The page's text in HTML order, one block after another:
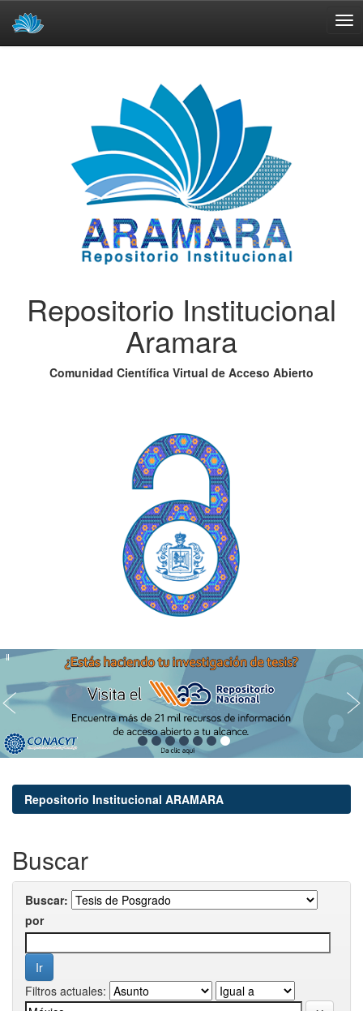
Repositorio Institucional
Aramara
Comunidad Científica Virtual de Acceso Abierto
Repositorio Institucional ARAMARA
Buscar
Buscar:
por
Filtros actuales: